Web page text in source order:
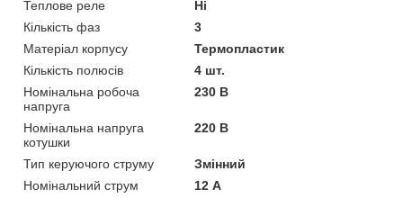
Теплове реле
Ні
Кількість фаз
3
Матеріал корпусу
Термопластик
Кількість полюсів
4 шт.
Номінальна робоча
напруга
230 В
Номінальна напруга
котушки
220 В
Тип керуючого струму
Змінний
Номінальний струм
12 А